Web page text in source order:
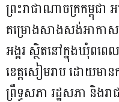
ព្រះរាជាណាចក្រកម្ពុជា
គម្រោងសាងសង់អាកាសយ
អង្គរ ស្ថិតនៅក្នុងឃុំព
ខេត្តសៀមរាប ដោយមា
ព្រឹទ្ធសភា រដ្ឋសភា និងរ